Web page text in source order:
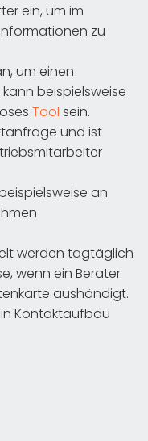
ein, um im
zu
um einen
beispielsweise
Tool sein.
und ist
an
werden tagtäglich
wenn ein Berater
aushändigt.
Kontaktaufbau